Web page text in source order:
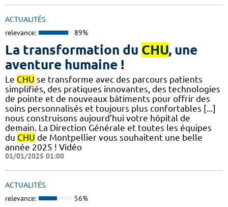
ACTUALITÉS
relevance: 89%
La transformation du CHU, une
aventure humaine !
Le CHU se transforme avec des parcours patients
simplifiés, des pratiques innovantes, des technologies
de pointe et de nouveaux bâtiments pour offrir des
soins personnalisés et toujours plus confortables [...]
nous construisons aujourd’hui votre hôpital de
demain. La Direction Générale et toutes les équipes
du CHU de Montpellier vous souhaitent une belle
année 2025 ! Vidéo
01/01/2025 01:00
ACTUALITÉS
relevance: 56%